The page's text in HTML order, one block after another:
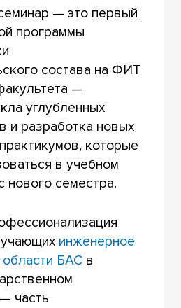
— это первый
программы
состава на ФИТ
—
углубленных
и разработка новых
которые
в учебном
нового семестра.
инженерное
БАСв
часть